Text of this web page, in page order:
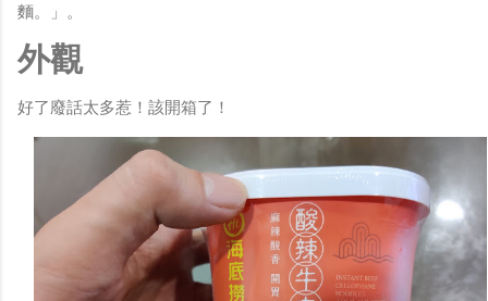
麵。」。
外觀
好了廢話太多惹！該開箱了！